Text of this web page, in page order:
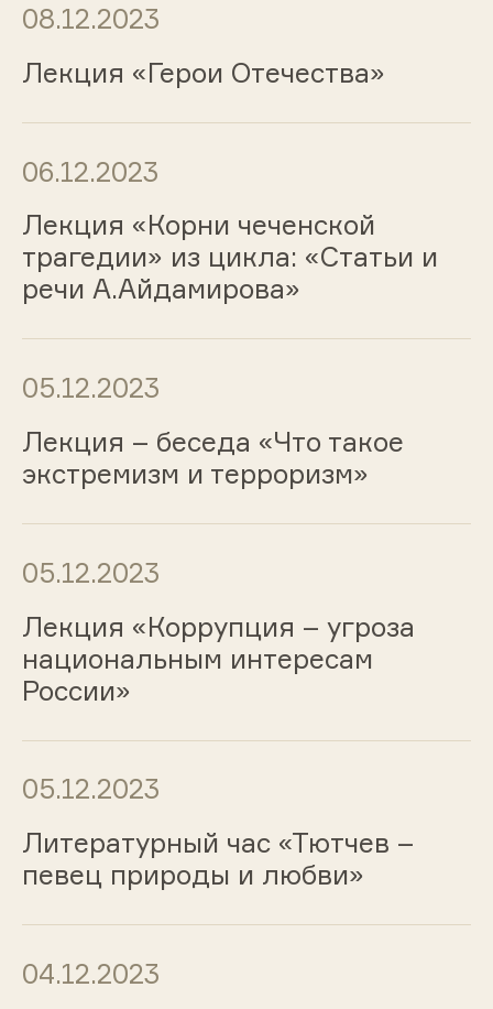
08.12.2023
Лекция «Герои Отечества»
06.12.2023
Лекция «Корни чеченской
трагедии» из цикла: «Статьи и
речи А.Айдамирова»
05.12.2023
Лекция – беседа «Что такое
экстремизм и терроризм»
05.12.2023
Лекция «Коррупция – угроза
национальным интересам
России»
05.12.2023
Литературный час «Тютчев –
певец природы и любви»
04.12.2023